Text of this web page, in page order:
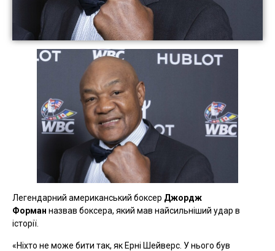
Легендарний американський боксер Джордж
Форман назвав боксера, який мав найсильніший удар в
історії.
«Ніхто не може бити так, як Ерні Шейверс. У нього був